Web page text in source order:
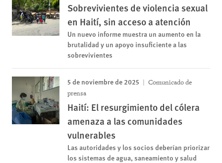
Sobrevivientes de violencia sexual
en Haití, sin acceso a atención
Un nuevo informe muestra un aumento en la
brutalidad y un apoyo insuficiente a las
sobrevivientes
5 de noviembre de 2025
Comunicado de
prensa
Haití: El resurgimiento del cólera
amenaza a las comunidades
vulnerables
Las autoridades y los socios deberían priorizar
los sistemas de agua, saneamiento y salud